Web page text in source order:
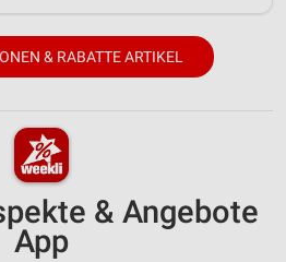
& RABATTE ARTIKEL
& Angebote
App